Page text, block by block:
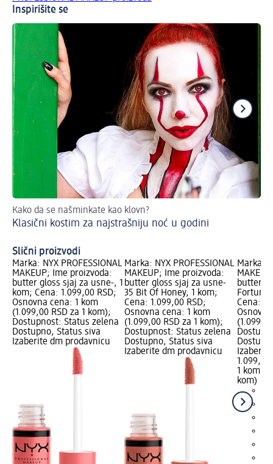
Inspirišite se
Kako da se našminkate kao klovn?
Klasični kostim za najstrašniju noć u godini
Slični proizvodi
Marka: NYX PROFESSIONAL
MAKEUP; Ime proizvoda:
butter gloss sjaj za usne-, 1
kom; Cena: 1.099,00 RSD;
Osnovna cena: 1 kom
(1.099,00 RSD za 1 kom);
Dostupnost: Status zelena
Dostupno, Status siva
Izaberite dm prodavnicu
Marka: NYX PROFESSIONAL
MAKEUP; Ime proizvoda:
butter gloss sjaj za usne-
35 Bit Of Honey, 1 kom;
Cena: 1.099,00 RSD;
Osnovna cena: 1 kom
(1.099,00 RSD za 1 kom);
Dostupnost: Status zelena
Dostupno, Status siva
Izaberite dm prodavnicu
Marka:
butter
Fortune
Cena:
1.099,00
1 kom
kom)